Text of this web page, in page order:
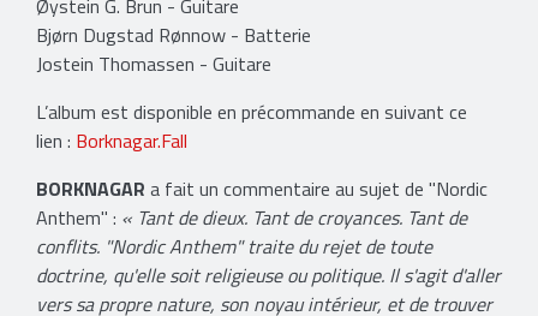
Øystein G. Brun - Guitare
Bjørn Dugstad Rønnow - Batterie
Jostein Thomassen - Guitare
L’album est disponible en précommande en suivant ce
lien : Borknagar.Fall
BORKNAGAR a fait un commentaire au sujet de "Nordic
Anthem" : « Tant de dieux. Tant de croyances. Tant de
conflits. "Nordic Anthem" traite du rejet de toute
doctrine, qu'elle soit religieuse ou politique. Il s'agit d'aller
vers sa propre nature, son noyau intérieur, et de trouver